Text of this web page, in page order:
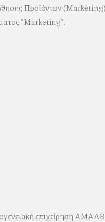
Προϊόντων (Marketing)
“Marketing”.
επιχείρηση